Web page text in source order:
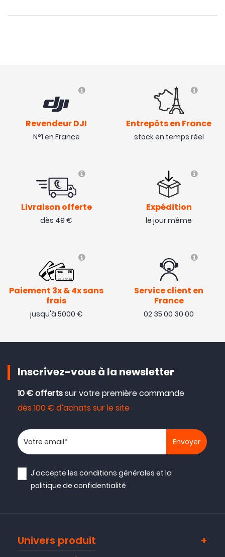
Revendeur DJI
N°1 en France
Entrepôts en France
stock en temps réel
Livraison offerte
dès 49 €
Expédition
le jour même
Paiement 3x & 4x sans
frais
jusqu'à 5000 €
Service client en
France
02 35 00 30 00
Inscrivez-vous à la newsletter
10 € offertssur votre première commande
dès 100 € d’achats sur le site
Votre adresse email
J'accepte lesconditions générales et la
politique de confidentialité
Univers produit